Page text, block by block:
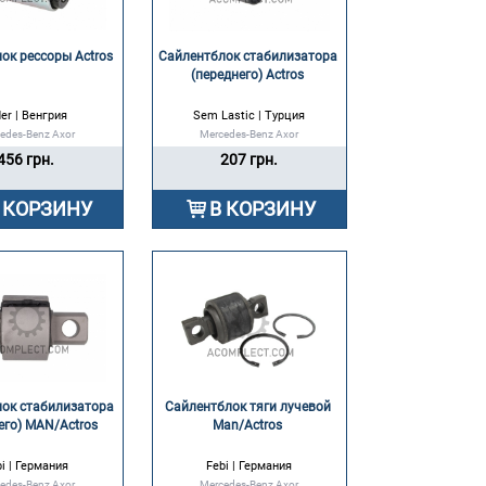
рессоры Actros
| Венгрия
Benz Axor
грн.
КОРЗИНУ
Сайлентблок стабилизатора
(переднего) Actros
Sem Lastic | Турция
Mercedes-Benz Axor
207 грн.
В КОРЗИНУ
стабилизатора
MAN/Actros
| Германия
Сайлентблок тяги лучевой
Man/Actros
Febi | Германия